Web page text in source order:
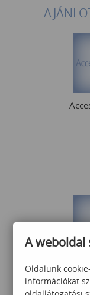
A weboldal
Oldalunk
információkat